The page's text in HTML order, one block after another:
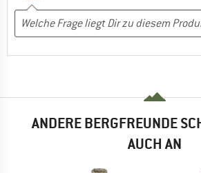
ANDERE BERGFREUNDE
AUCH AN